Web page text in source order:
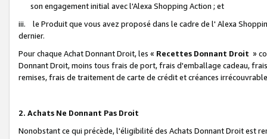
son engagement initial avec l'Alexa Shopping Action ; et
iii. le Produit que vous avez proposé dans le cadre de l' Alexa
dernier.
Pour chaque Achat Donnant Droit, les « Recettes Donnant Droit »
Donnant Droit, moins tous frais de port, frais d'emballage cadeau,
remises, frais de traitement de carte de crédit et créances
2. Achats Ne Donnant Pas Droit
Nonobstant ce qui précède, l'éligibilité des Achats Donnant Droit est